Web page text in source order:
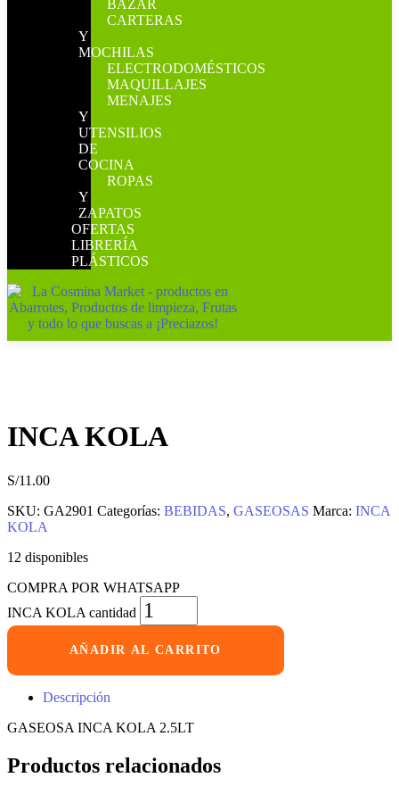
BAZAR
CARTERAS
Y
MOCHILAS
ELECTRODOMÉSTICOS
MAQUILLAJES
MENAJES
Y
UTENSILIOS
DE
COCINA
ROPAS
Y
ZAPATOS
OFERTAS
LIBRERÍA
PLÁSTICOS
INCA KOLA
S/11.00
SKU: GA2901 Categorías: BEBIDAS, GASEOSAS Marca: INCA
KOLA
12 disponibles
COMPRA POR WHATSAPP
INCA KOLA cantidad
AÑADIR AL CARRITO
Descripción
GASEOSA INCA KOLA 2.5LT
Productos relacionados